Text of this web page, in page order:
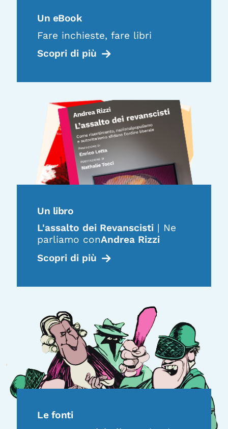
Un eBook
Fare inchieste, fare libri
Scopri di più
Un libro
L'assalto dei Revanscisti | Ne
parliamo conAndrea Rizzi
Scopri di più
Le fonti